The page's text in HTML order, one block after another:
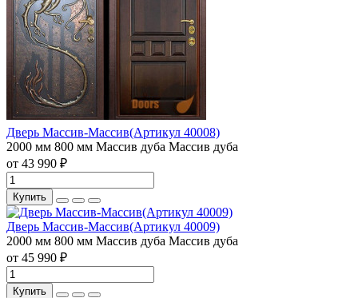
Дверь Массив-Массив(Артикул 40008)
2000 мм 800 мм Массив дуба Массив дуба
от 43 990 ₽
Купить
Дверь Массив-Массив(Артикул 40009)
2000 мм 800 мм Массив дуба Массив дуба
от 45 990 ₽
Купить